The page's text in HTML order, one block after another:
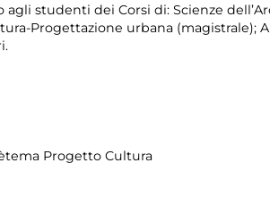
studenti dei Corsi di: Scienze
Progettazione urbana (magistrale);
Progetto Cultura